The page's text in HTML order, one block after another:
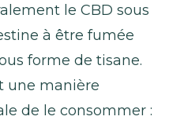
le CBD sous
à être fumée
forme de tisane.
une manière
de le consommer :